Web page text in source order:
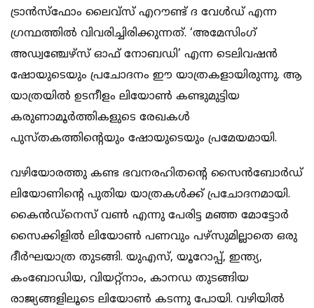
ട്രാന്‍സ്‌ഫോം ലൈവ്‌സ് എറൗണ്ട് ദ വേള്‍ഡ് എന്ന
ഗ്രന്ഥത്തില്‍ വിവരിച്ചിരിക്കുന്നത്. ‘അമേസിംഗ്
അഡ്വഞ്ചേഴ്‌സ് ഓഫ് നോബഡി’ എന്ന ടെലിവഷന്‍
ഷോയുടെയും പ്രചോദനം ഈ യാത്രകളായിരുന്നു. ആ
യാത്രയില്‍ ഉടനീളം ലിയോണ്‍ കണ്ടുമുട്ടിയ
കരുണാമൂര്‍ത്തികളുടെ രേഖകള്‍
പുസ്തകത്തിന്റെയും ഷോയുടെയും പ്രമേയമായി.
വഴിയോരത്തു കണ്ട ഭവനരഹിതന്റെ സൈന്‍ബോര്‍ഡ്
ലിയോണിന്റെ പുതിയ യാത്രകള്‍ക്ക് പ്രചോദനമായി.
കൈന്‍ഡ്‌നെസ് വണ്‍ എന്നു പേരിട്ട മഞ്ഞ മോട്ടോര്‍
സൈക്കിളില്‍ ലിയോണ്‍ പണവും പഴ്‌സുമില്ലാതെ ഒരു
ദീര്‍ഘയാത്ര തുടങ്ങി. യുഎസ്, യൂറോപ്പ്, ഇന്ത്യ,
കംബോഡിയ, വിയറ്റ്‌നാം, കാനഡ തുടങ്ങിയ
രാജ്യങ്ങളിലൂടെ ലിയോണ്‍ കടന്നു പോയി. വഴിയില്‍